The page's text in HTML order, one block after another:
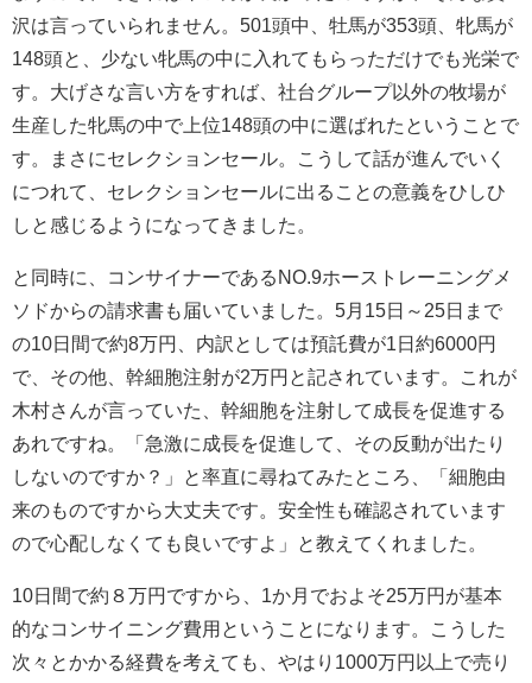
沢は言っていられません。501頭中、牡馬が353頭、牝馬が
148頭と、少ない牝馬の中に入れてもらっただけでも光栄で
す。大げさな言い方をすれば、社台グループ以外の牧場が
生産した牝馬の中で上位148頭の中に選ばれたということで
す。まさにセレクションセール。こうして話が進んでいく
につれて、セレクションセールに出ることの意義をひしひ
しと感じるようになってきました。
と同時に、コンサイナーであるNO.9ホーストレーニングメ
ソドからの請求書も届いていました。5月15日～25日まで
の10日間で約8万円、内訳としては預託費が1日約6000円
で、その他、幹細胞注射が2万円と記されています。これが
木村さんが言っていた、幹細胞を注射して成長を促進する
あれですね。「急激に成長を促進して、その反動が出たり
しないのですか？」と率直に尋ねてみたところ、「細胞由
来のものですから大丈夫です。安全性も確認されています
ので心配しなくても良いですよ」と教えてくれました。
10日間で約８万円ですから、1か月でおよそ25万円が基本
的なコンサイニング費用ということになります。こうした
次々とかかる経費を考えても、やはり1000万円以上で売り